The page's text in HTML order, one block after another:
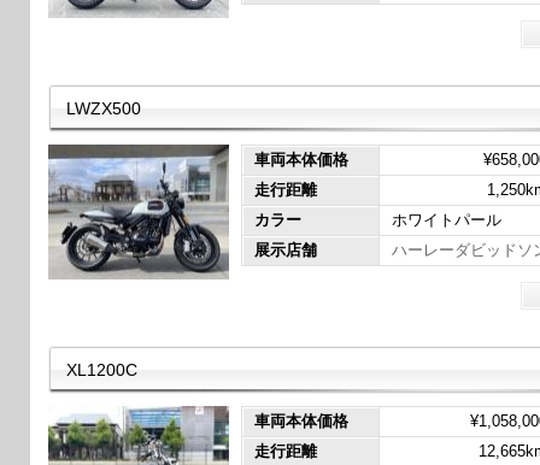
LWZX500
車両本体価格
走行距離
カラー
ホワイトパール
展示店舗
ハーレーダビッドソ
XL1200C
車両本体価格
走行距離